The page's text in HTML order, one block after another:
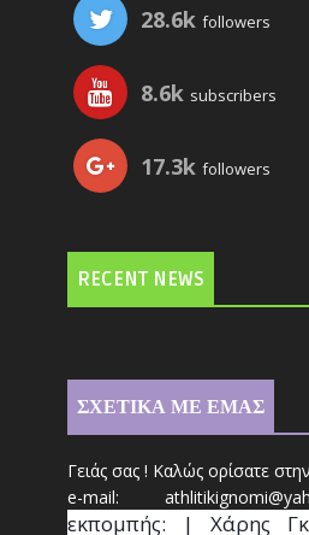
28.6k followers
8.6k subscribers
17.3k followers
RECENT NEWS
ΣΧΕΤΙΚΑ ΜΕ ΕΜΑΣ
Γειάς σας ! Καλώς ορίσατε
e-mail: athlit
εκπομπής: | Χάρης